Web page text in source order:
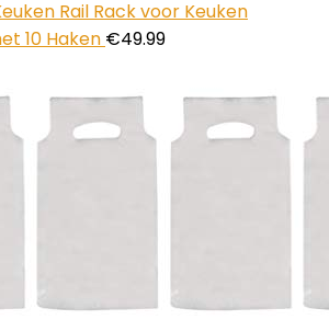
Rail Rack voor Keuken
10 Haken €49.99